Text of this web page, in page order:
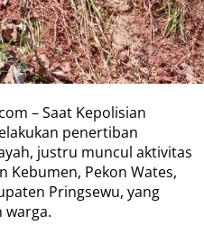
– Saat Kepolisian
penertiban
justru muncul aktivitas
Kebumen, Pekon Wates,
Pringsewu, yang
warga.